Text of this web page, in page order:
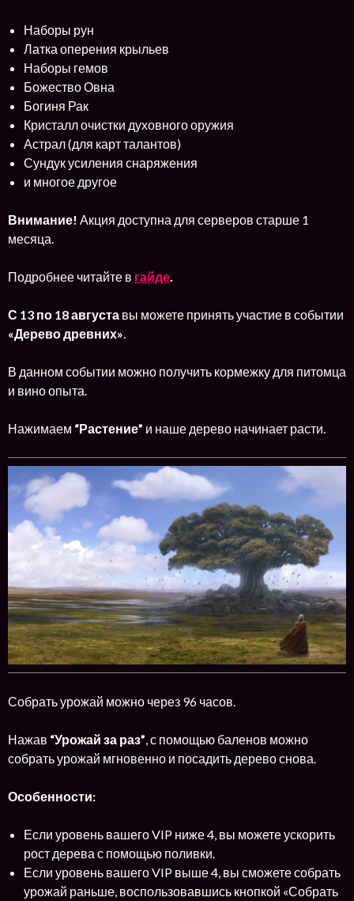
Наборы рун
Латка оперения крыльев
Наборы гемов
Божество Овна
Богиня Рак
Кристалл очистки духовного оружия
Астрал (для карт талантов)
Сундук усиления снаряжения
и многое другое
Внимание! Акция доступна для серверов старше 1
месяца.
Подробнее читайте в гайде.
С 13 по 18 августа вы можете принять участие в событии
«Дерево древних».
В данном событии можно получить кормежку для питомца
и вино опыта.
Нажимаем “Растение” и наше дерево начинает расти.
Собрать урожай можно через 96 часов.
Нажав “Урожай за раз” , с помощью баленов можно
собрать урожай мгновенно и посадить дерево снова.
Особенности:
Если уровень вашего VIP ниже 4, вы можете ускорить
рост дерева с помощью поливки.
Если уровень вашего VIP выше 4, вы сможете собрать
урожай раньше, воспользовавшись кнопкой «Собрать